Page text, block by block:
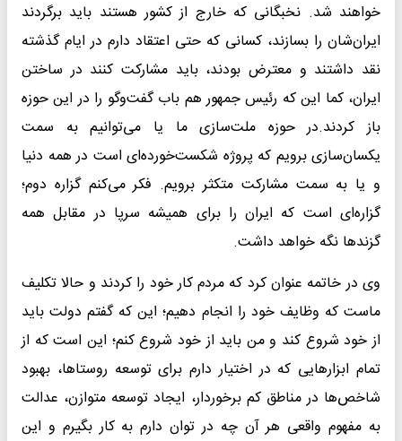
خواهند شد. نخبگانی که خارج از کشور هستند باید برگردند
ایران‌شان را بسازند، کسانی که حتی اعتقاد دارم در ایام گذشته
نقد داشتند و معترض بودند، باید مشارکت کنند در ساختن
ایران، کما این که رئیس جمهور هم باب گفت‌وگو را در این حوزه
باز کردند.در حوزه ملت‌سازی ما یا می‌توانیم به سمت
یکسان‌سازی برویم که پروژه شکست‌خورده‌ای است در همه دنیا
و یا به سمت مشارکت متکثر برویم. فکر می‌کنم گزاره دوم؛
گزاره‌ای است که ایران را برای همیشه سرپا در مقابل همه
گزندها نگه خواهد داشت.
وی در خاتمه عنوان کرد که مردم کار خود را کردند و حالا تکلیف
ماست که وظایف خود را انجام دهیم؛ این که گفتم دولت باید
از خود شروع کند و من باید از خود شروع کنم؛ این است که از
تمام ابزارهایی که در اختیار دارم برای توسعه روستاها، بهبود
شاخص‌ها در مناطق کم‌ برخوردار، ایجاد توسعه متوازن، عدالت
به مفهوم واقعی هر آن چه در توان دارم به کار بگیرم و این